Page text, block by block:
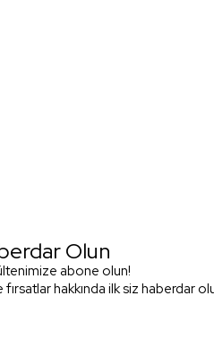
Olun
abone olun!
hakkında ilk siz haberdar